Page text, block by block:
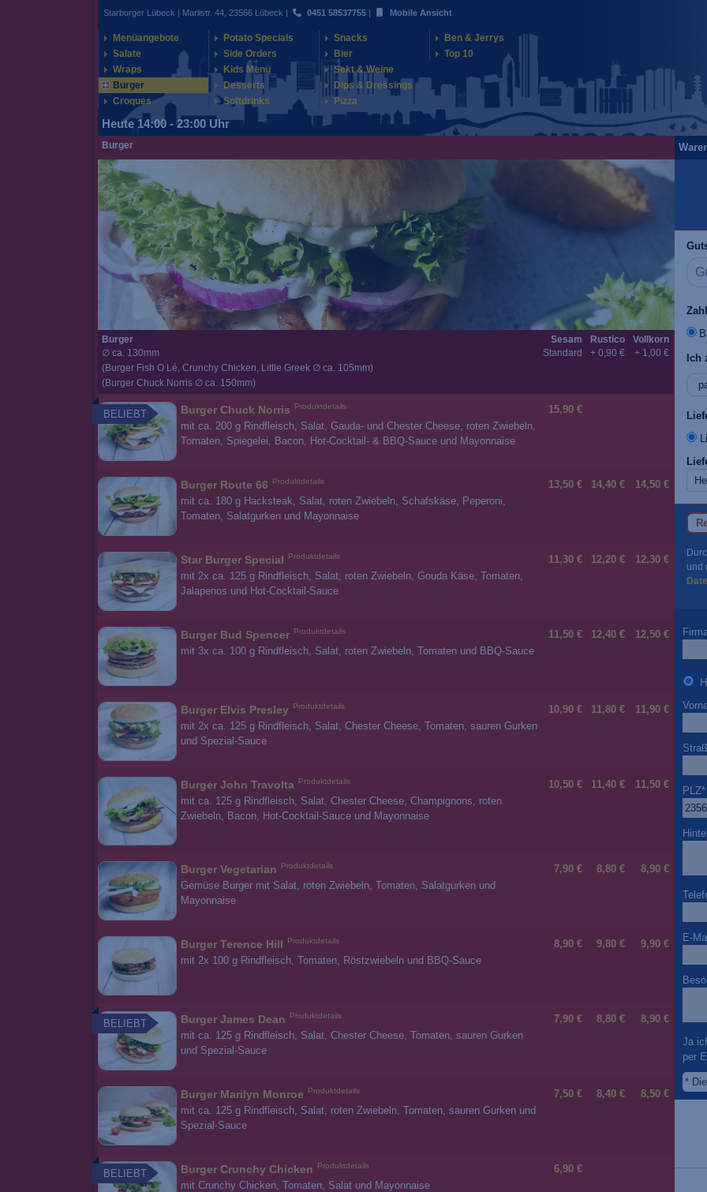
Starburger Lübeck | Marlistr. 44, 23566 Lübeck | 0451 58537755 | Mobile Ansicht
Menüangebote
Salate
Wraps
Burger
Croques
Potato Specials
Side Orders
Kids Menü
Desserts
Softdrinks
Snacks
Bier
Sekt & Weine
Dips & Dressings
Pizza
Ben & Jerrys
Top 10
Heute 14:00 - 23:00 Uhr
Burger
Burger
∅ ca. 130mm
(Burger Fish O Lé, Crunchy Chicken, Little Greek ∅ ca. 105mm)
(Burger Chuck Norris ∅ ca. 150mm)
Sesam
Standard
Rustico
+ 0,90 €
Vollkorn
+ 1,00 €
BELIEBT Burger Chuck Norris Produktdetails
mit ca. 200 g Rindfleisch, Salat, Gauda- und Chester Cheese, roten Zwiebeln,
Tomaten, Spiegelei, Bacon, Hot-Cocktail- & BBQ-Sauce und Mayonnaise
15,90 €
Burger Route 66 Produktdetails
mit ca. 180 g Hacksteak, Salat, roten Zwiebeln, Schafskäse, Peperoni,
Tomaten, Salatgurken und Mayonnaise
13,50 € 14,40 € 14,50 €
Star Burger Special Produktdetails
mit 2x ca. 125 g Rindfleisch, Salat, roten Zwiebeln, Gouda Käse, Tomaten,
Jalapenos und Hot-Cocktail-Sauce
11,30 € 12,20 € 12,30 €
Burger Bud Spencer Produktdetails
mit 3x ca. 100 g Rindfleisch, Salat, roten Zwiebeln, Tomaten und BBQ-Sauce
11,50 € 12,40 € 12,50 €
Burger Elvis Presley Produktdetails
mit 2x ca. 125 g Rindfleisch, Salat, Chester Cheese, Tomaten, sauren Gurken
und Spezial-Sauce
10,90 € 11,80 € 11,90 €
Burger John Travolta Produktdetails
mit ca. 125 g Rindfleisch, Salat, Chester Cheese, Champignons, roten
Zwiebeln, Bacon, Hot-Cocktail-Sauce und Mayonnaise
10,50 € 11,40 € 11,50 €
Burger Vegetarian Produktdetails
Gemüse Burger mit Salat, roten Zwiebeln, Tomaten, Salatgurken und
Mayonnaise
7,90 € 8,80 € 8,90 €
Burger Terence Hill Produktdetails
mit 2x 100 g Rindfleisch, Tomaten, Röstzwiebeln und BBQ-Sauce
8,90 € 9,80 € 9,90 €
BELIEBT Burger James Dean Produktdetails
mit ca. 125 g Rindfleisch, Salat, Chester Cheese, Tomaten, sauren Gurken
und Spezial-Sauce
7,90 € 8,80 € 8,90 €
Burger Marilyn Monroe Produktdetails
mit ca. 125 g Rindfleisch, Salat, roten Zwiebeln, Tomaten, sauren Gurken und
Spezial-Sauce
7,50 € 8,40 € 8,50 €
BELIEBT Burger Crunchy Chicken Produktdetails
mit Crunchy Chicken, Tomaten, Salat und Mayonnaise
6,90 €
Ich
und
PLZ*
E-
Ja
per
*